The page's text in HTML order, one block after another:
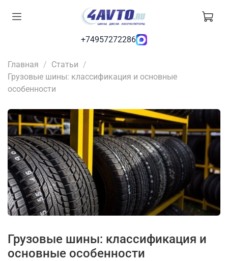
+74957272286
Главная
Статьи
Грузовые шины: классификация и основные
особенности
Грузовые шины: классификация и
основные особенности